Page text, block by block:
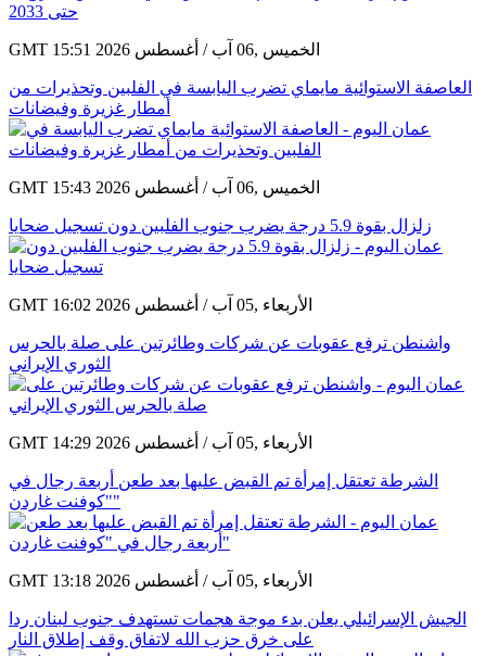
GMT 15:51 2026 الخميس ,06 آب / أغسطس
العاصفة الاستوائية مايماي تضرب اليابسة في الفلبين وتحذيرات من
أمطار غزيرة وفيضانات
GMT 15:43 2026 الخميس ,06 آب / أغسطس
زلزال بقوة 5.9 درجة يضرب جنوب الفلبين دون تسجيل ضحايا
GMT 16:02 2026 الأربعاء ,05 آب / أغسطس
واشنطن ترفع عقوبات عن شركات وطائرتين على صلة بالحرس
الثوري الإيراني
GMT 14:29 2026 الأربعاء ,05 آب / أغسطس
الشرطة تعتقل إمرأة تم القبض عليها بعد طعن أربعة رجال في
"كوفنت غاردن"
GMT 13:18 2026 الأربعاء ,05 آب / أغسطس
الجيش الإسرائيلي يعلن بدء موجة هجمات تستهدف جنوب لبنان ردا
على خرق حزب الله لاتفاق وقف إطلاق النار